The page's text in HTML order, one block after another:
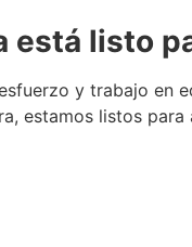
está listo
y trabajo en
estamos listos para